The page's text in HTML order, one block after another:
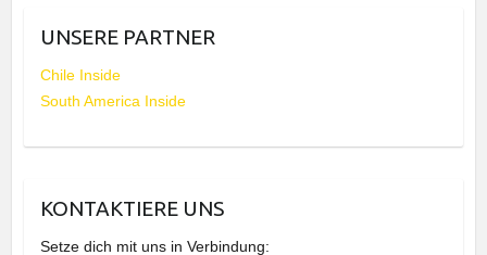
UNSERE PARTNER
Chile Inside
South America Inside
KONTAKTIERE UNS
Setze dich mit uns in Verbindung: